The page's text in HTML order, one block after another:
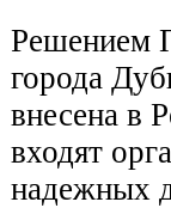
Решением
города
внесена в
входят
надежных